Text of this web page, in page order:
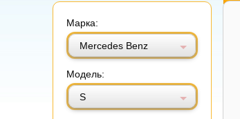
Марка:
Mercedes Benz
Модель:
S